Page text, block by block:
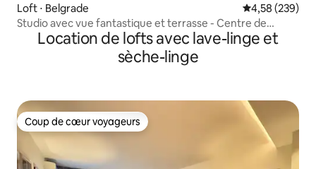
Loft ⋅ Belgrade Évaluation
4,58 (239)
Studio avec vue fantastique et terrasse - Centre de
Belgrade
Location de lofts avec lave-linge et
sèche-linge
Coup de cœur voyageurs
Coup de cœur voyageurs